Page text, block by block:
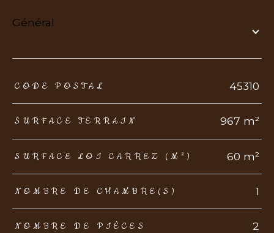
général
TRAD_ZEPHYR_Caracteristique TRAD_ZEPHYR_Valeurs
CODE POSTAL 45310
SURFACE TERRAIN 967 m²
SURFACE LOI CARREZ (M²) 60 m²
NOMBRE DE CHAMBRE(S) 1
NOMBRE DE PIÈCES 2